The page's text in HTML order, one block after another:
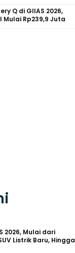
Q di GIIAS 2026,
Mulai Rp239,9 Juta
2026, Mulai dari
Listrik Baru, Hingga